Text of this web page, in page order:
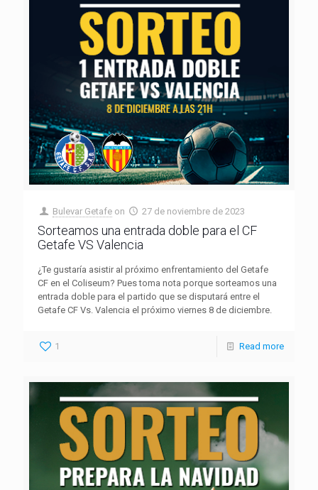
Bulevar Getafe on 27 de noviembre de 2023
Sorteamos una entrada doble para el CF
Getafe VS Valencia
¿Te gustaría asistir al próximo enfrentamiento del Getafe
CF en el Coliseum? Pues toma nota porque sorteamos una
entrada doble para el partido que se disputará entre el
Getafe CF Vs. Valencia el próximo viernes 8 de diciembre.
1 Read more